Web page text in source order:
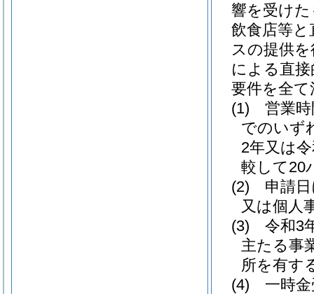
響を受け
飲食店等
スの提供
による直
要件を全
(1)
営業
でのいず
2年又は
較して20
(2)
申請
又は個人
(3)
令和3
主たる事
所を有す
(4)
一時